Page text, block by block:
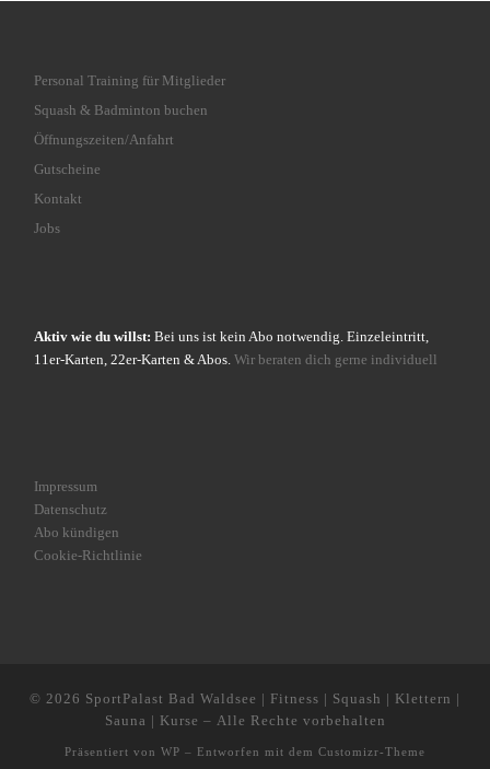
Personal Training für Mitglieder
Squash & Badminton buchen
Öffnungszeiten/Anfahrt
Gutscheine
Kontakt
Jobs
Aktiv wie du willst: Bei uns ist kein Abo notwendig. Einzeleintritt,
11er-Karten, 22er-Karten & Abos. Wir beraten dich gerne individuell
Impressum
Datenschutz
Abo kündigen
Cookie-Richtlinie
© 2026 SportPalast Bad Waldsee | Fitness | Squash | Klettern |
Sauna | Kurse – Alle Rechte vorbehalten
Präsentiert von WP – Entworfen mit dem Customizr-Theme